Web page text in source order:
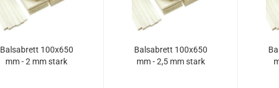
Balsabrett 100x650
mm - 2 mm stark
Balsabrett 100x650
mm - 2,5 mm stark